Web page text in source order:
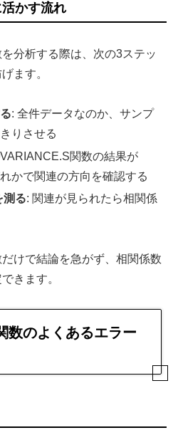
かす流れ
分析する際は、次の3ステッ
ます。
: 全件データなのか、サンプ
りさせる
関数の結果が
かで関連の方向を確認する
測る: 関連が見られたら相関係
けで結論を急がず、相関係数
きます。
数のよくあるエラー